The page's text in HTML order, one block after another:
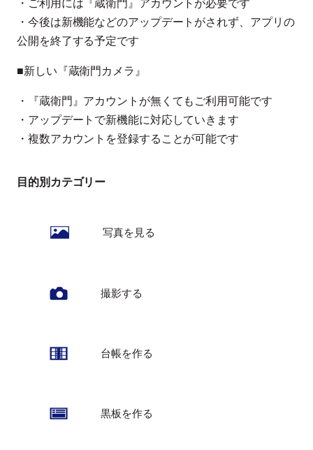
目的別カテゴリー
写真を見る
撮影する
台帳を作る
黒板を作る
・今後は新機能などのアップデートがされず、アプリの
公開を終了する予定です
■新しい『蔵衛門カメラ』
・『蔵衛門』アカウントが無くてもご利用可能です
・アップデートで新機能に対応していきます
・複数アカウントを登録することが可能です